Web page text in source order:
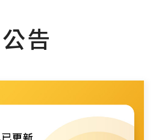
公告